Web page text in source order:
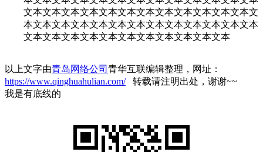
文本文本文本文本文本文本文本文本文本文本文本文本文
本文本文本文本文本文本文本文本文本文本文本文本文本
文本文本文本文本文本文本文本文本文本文本文本
以上文字由青岛网络公司 青华互联编辑整理，网址：
https://www.qinghuahulian.com/转载请注明出处，谢谢~~
我是有底线的